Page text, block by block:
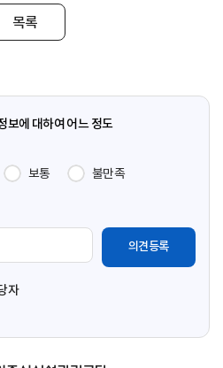
목록
보에 대하여 어느 정도
보통
불만족
자